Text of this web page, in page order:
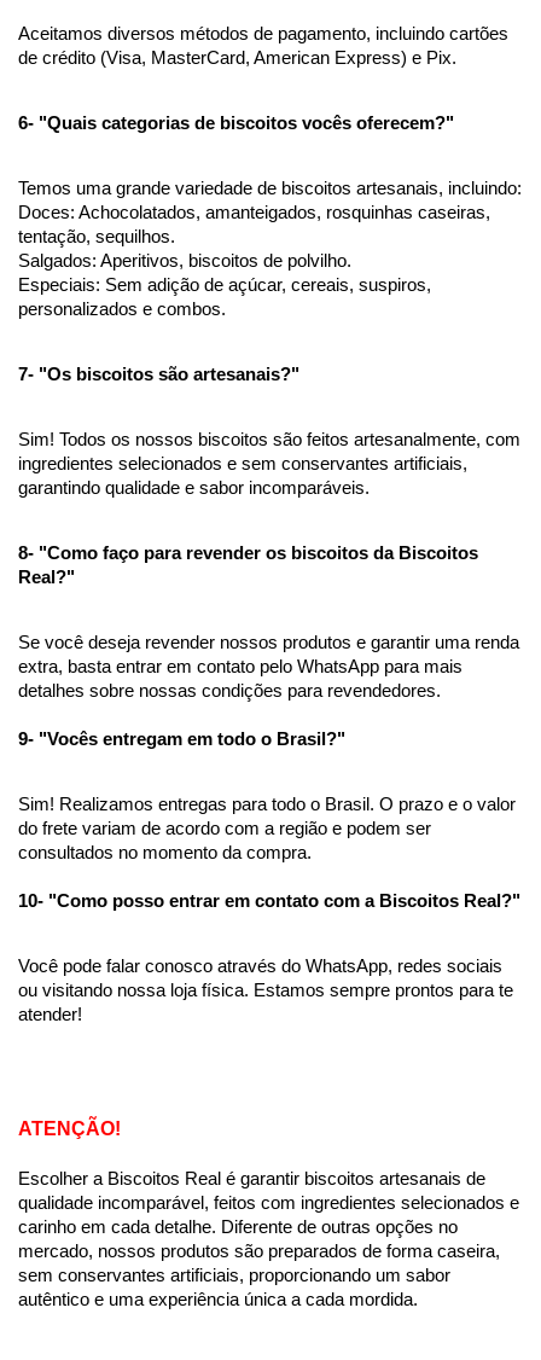
Aceitamos diversos métodos de pagamento, incluindo cartões
de crédito (Visa, MasterCard, American Express) e Pix.
6- "Quais categorias de biscoitos vocês oferecem?"
Temos uma grande variedade de biscoitos artesanais, incluindo:
Doces: Achocolatados, amanteigados, rosquinhas caseiras,
tentação, sequilhos.
Salgados: Aperitivos, biscoitos de polvilho.
Especiais: Sem adição de açúcar, cereais, suspiros,
personalizados e combos.
7- "Os biscoitos são artesanais?"
Sim! Todos os nossos biscoitos são feitos artesanalmente, com
ingredientes selecionados e sem conservantes artificiais,
garantindo qualidade e sabor incomparáveis.
8- "Como faço para revender os biscoitos da Biscoitos
Real?"
Se você deseja revender nossos produtos e garantir uma renda
extra, basta entrar em contato pelo WhatsApp para mais
detalhes sobre nossas condições para revendedores.
9- "Vocês entregam em todo o Brasil?"
Sim! Realizamos entregas para todo o Brasil. O prazo e o valor
do frete variam de acordo com a região e podem ser
consultados no momento da compra.
10- "Como posso entrar em contato com a Biscoitos Real?"
Você pode falar conosco através do WhatsApp, redes sociais
ou visitando nossa loja física. Estamos sempre prontos para te
atender!
ATENÇÃO!
Escolher a Biscoitos Real é garantir biscoitos artesanais de
qualidade incomparável, feitos com ingredientes selecionados e
carinho em cada detalhe. Diferente de outras opções no
mercado, nossos produtos são preparados de forma caseira,
sem conservantes artificiais, proporcionando um sabor
autêntico e uma experiência única a cada mordida.